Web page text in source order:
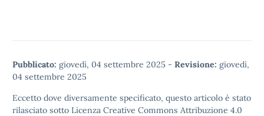
Pubblicato: giovedì, 04 settembre 2025 - Revisione: giovedì,
04 settembre 2025
Eccetto dove diversamente specificato, questo articolo è stato
rilasciato sotto Licenza Creative Commons Attribuzione 4.0